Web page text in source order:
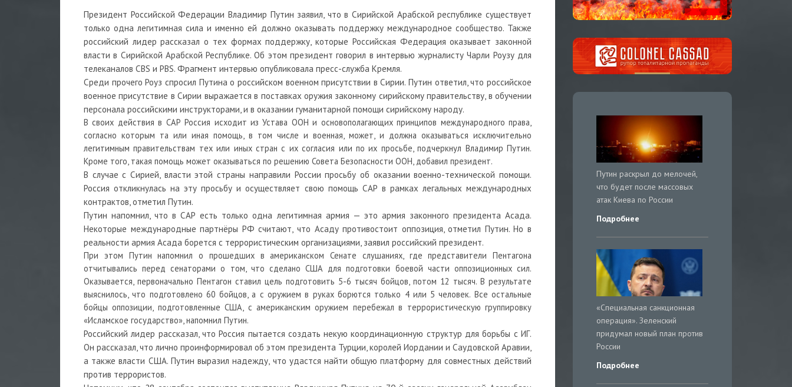
Президент Российской Федерации Владимир Путин заявил, что в Сирийской Арабской республике существует
только одна легитимная сила и именно ей должно оказывать поддержку международное сообщество. Также
российский лидер рассказал о тех формах поддержку, которые Российская Федерация оказывает законной
власти в Сирийской Арабской Республике. Об этом президент говорил в интервью журналисту Чарли Роузу для
телеканалов CBS и PBS. Фрагмент интервью опубликовала пресс-служба Кремля.
Среди прочегоРоуз спросил Путина о российском военном присутствии в Сирии. Путин ответил, что российское
военное присутствие в Сирии выражается в поставках оружия законному сирийскому правительству, в обучении
персонала российскими инструкторами, и в оказании гуманитарной помощи сирийскому народу.
В своих действия в САР Россия исходит из Устава ООН и основополагающих принципов международного права,
согласно которым та или иная помощь, в том числе и военная, может, и должна оказываться исключительно
легитимным правительствам техили иныхстран с их согласия или по их просьбе, подчеркнул Владимир Путин.
Кроме того, такая помощь может оказываться по решению Совета Безопасности ООН, добавил президент.
В случае с Сирией, власти этой страны направили России просьбу об оказании военно-технической помощи.
Россия откликнулась на эту просьбу и осуществляет свою помощь САР в рамках легальных международных
контрактов, отметил Путин.
Путин напомнил, что в САР есть только одна легитимная армия — это армия законного президента Асада.
Некоторые международные партнёры РФ считают, что Асаду противостоит оппозиция, отметил Путин. Но в
реальности армия Асада борется с террористическим организациями, заявил российский президент.
При этом Путин напомнил о прошедших в американском Сенате слушаниях, где представители Пентагона
отчитывались перед сенаторами о том, что сделано США для подготовки боевой части оппозиционных сил.
Оказывается, первоначально Пентагон ставил цель подготовить 5-6 тысяч бойцов, потом 12 тысяч. В результате
выяснилось, что подготовлено 60 бойцов, а с оружием в руках борются только 4 или 5 человек. Все остальные
бойцы оппозиции, подготовленные США, с американским оружием перебежал в террористическую группировку
«Исламское государство», напомнил Путин.
Российский лидер рассказал, что Россия пытается создать некую координационную структур для борьбы с ИГ.
Он рассказал, что лично проинформировал об этом президента Турции, королей Иордании и Саудовской Аравии,
а также власти США. Путин выразил надежду, что удастся найти общую платформу для совместных действий
против террористов.
Путин раскрыл до мелочей,
что будет после массовых
атак Киева по России
Подробнее
«Специальная санкционная
операция». Зеленский
придумал новый план против
России
Подробнее